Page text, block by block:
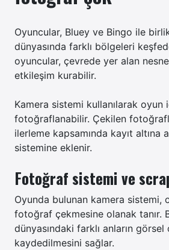
Oyuncular, Bluey ve Bingo ile
dünyasında farklı bölgeleri
oyuncular, çevrede yer alan
etkileşim kurabilir.
Kamera sistemi kullanılarak oyun
fotoğraflanabilir. Çekilen
ilerleme kapsamında kayıt altına
sistemine eklenir.
Fotoğraf sistemi ve
Oyunda bulunan kamera sistemi,
fotoğraf çekmesine olanak tanır.
dünyasındaki farklı anların görsel
kaydedilmesini sağlar.